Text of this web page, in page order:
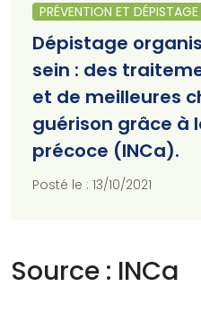
PRÉVENTION ET DÉPISTAGE
Dépistage
sein : des
et de meilleures
guérison grâce à
précoce (INCa).
Posté le : 13/10/2021
Source : INCa